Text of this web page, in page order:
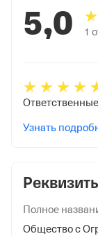
Полное
Общество с
5,0 1
Узнать